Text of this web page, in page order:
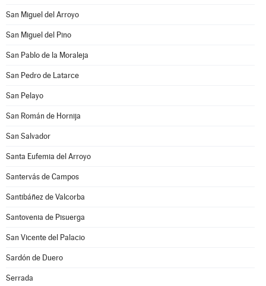
San Miguel del Arroyo
San Miguel del Pino
San Pablo de la Moraleja
San Pedro de Latarce
San Pelayo
San Román de Hornija
San Salvador
Santa Eufemia del Arroyo
Santervás de Campos
Santibáñez de Valcorba
Santovenia de Pisuerga
San Vicente del Palacio
Sardón de Duero
Serrada